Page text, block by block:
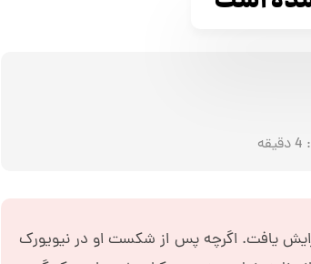
4دقیقه
یافت. اگرچه پس از شکست او در نیویورک